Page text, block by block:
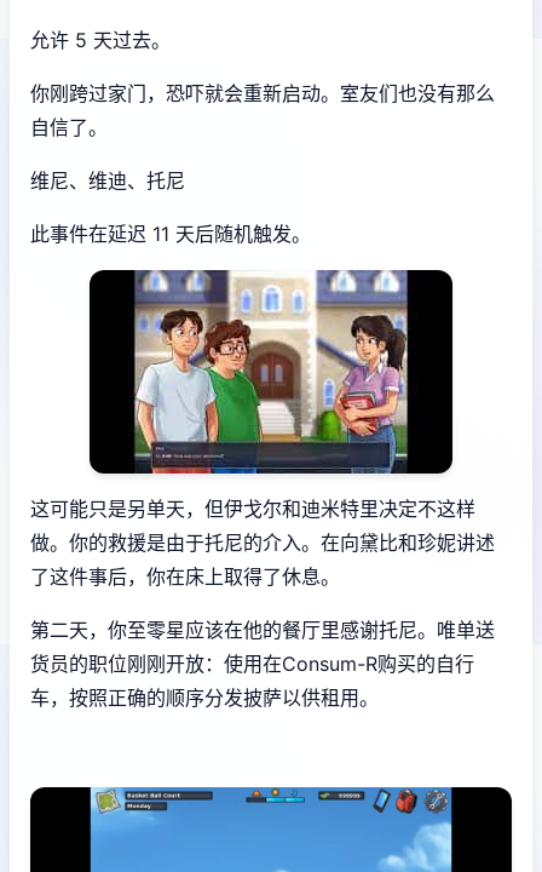
允许 5 天过去。
你刚跨过家门，恐吓就会重新启动。室友们也没有那么
自信了。
维尼、维迪、托尼
此事件在延迟 11 天后随机触发。
这可能只是另单天，但伊戈尔和迪米特里决定不这样
做。你的救援是由于托尼的介入。在向黛比和珍妮讲述
了这件事后，你在床上取得了休息。
第二天，你至零星应该在他的餐厅里感谢托尼。唯单送
货员的职位刚刚开放：使用在Consum-R购买的自行
车，按照正确的顺序分发披萨以供租用。